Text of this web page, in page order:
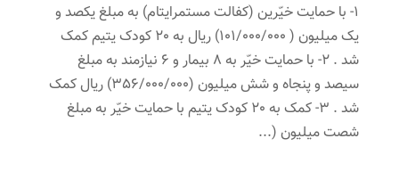
1- با حمایت خیّرین (کفالت مستمرایتام) به مبلغ یکصد و
یک میلیون ( 101/000/000) ریال به 20 کودک یتیم کمک
شد . 2- با حمایت خیّر به 8 بیمار و 6 نیازمند به مبلغ
سیصد و پنجاه و شش میلیون (356/000/000) ریال کمک
شد . 3- کمک به 20 کودک یتیم با حمایت خیّر به مبلغ
شصت میلیون (...